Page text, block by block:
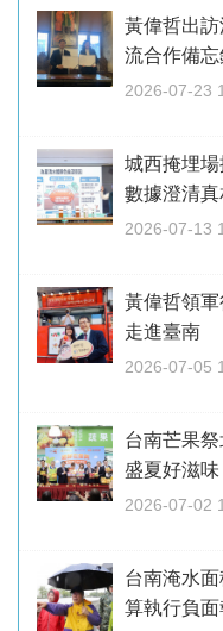
黃偉哲出
流合作備忘
2026-07-23
城西掩埋
數據澄清
2026-07-13
黃偉哲領
走進臺南
2026-07-05
台南芒果
盛夏好滋味
2026-07-02
台南淹水
算執行負